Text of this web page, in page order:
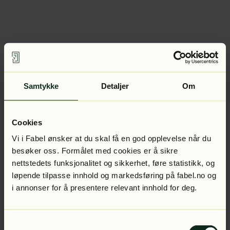
Samtykke Detaljer Om
Cookies
Vi i Fabel ønsker at du skal få en god opplevelse når du
besøker oss. Formålet med cookies er å sikre
nettstedets funksjonalitet og sikkerhet, føre statistikk, og
løpende tilpasse innhold og markedsføring på fabel.no og
i annonser for å presentere relevant innhold for deg.